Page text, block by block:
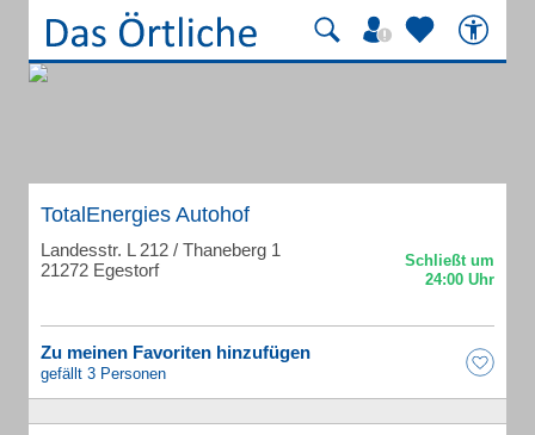
TotalEnergies Autohof
Landesstr. L 212 / Thaneberg 1
21272 Egestorf
Zu meinen Favoriten hinzufügen
gefällt 3 Personen